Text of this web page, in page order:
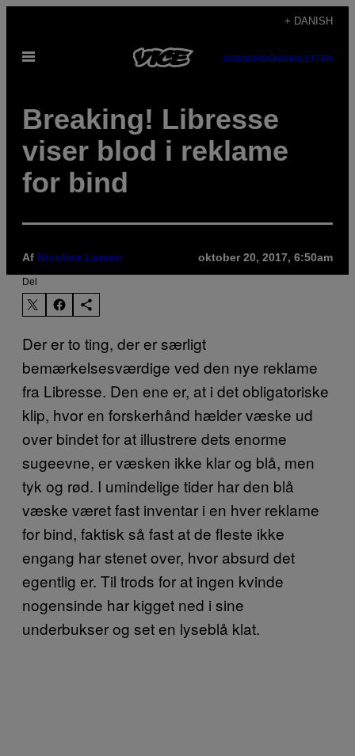
indhold
+ DANISH
Åbn
SUBSCRIBENEWSLETTER
Breaking! Libresse
viser blod i reklame
for bind
Af Nicoline Larsen oktober 20, 2017, 6:50am
Del
Der er to ting, der er særligt
bemærkelsesværdige ved den nye reklame
fra Libresse. Den ene er, at i det obligatoriske
klip, hvor en forskerhånd hælder væske ud
over bindet for at illustrere dets enorme
sugeevne, er væsken ikke klar og blå, men
tyk og rød. I umindelige tider har den blå
væske været fast inventar i en hver reklame
for bind, faktisk så fast at de fleste ikke
engang har stenet over, hvor absurd det
egentlig er. Til trods for at ingen kvinde
nogensinde har kigget ned i sine
underbukser og set en lyseblå klat.